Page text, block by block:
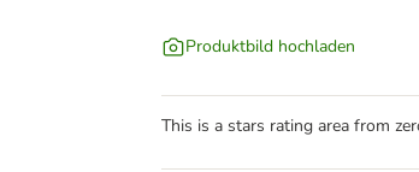
Produktbild hochladen
This is a stars rating area from